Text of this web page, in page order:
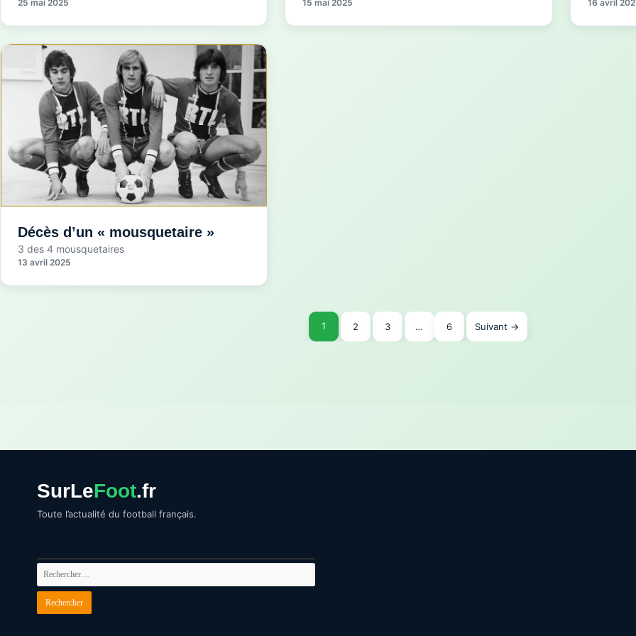
25 mai 2025 15 mai 2025 16 avril
Décès d’un « mousquetaire »
3 des 4 mousquetaires
13 avril 2025
1 2 3 … 6 Suivant →
SurLeFoot.fr
Toute l’actualité du football français.